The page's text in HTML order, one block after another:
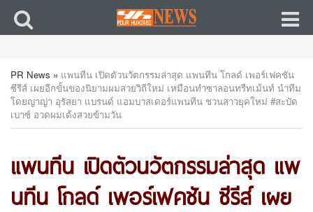
PR News » แพนทีน เปิดตัวนวัตกรรมล่าสุด แพนทีน โกลด์ เพอร์เฟคชัน
ซีรีส์ เผยอีกขั้นของนิยามผมสวยวิถีใหม่ เหมือนทำซาลอนทรีทเม้นท์ นำทีม
โดยญาญ่า อุรัสยา แบรนด์ แอมบาสเดอร์แพนทีน ชวนสาวยุคใหม่ #สะบัด
เบาซ์ อวดผมเด้งสวยข้ามวัน
แพนทีน เปิดตัวนวัตกรรมล่าสุด แพ
นทีน โกลด์ เพอร์เฟคชัน ซีรีส์ เผย